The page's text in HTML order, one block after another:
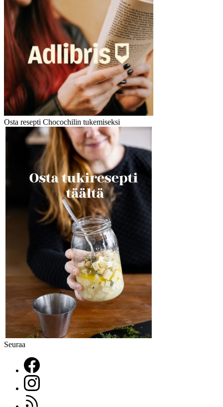
Osta resepti Chocochilin tukemiseksi
Seuraa